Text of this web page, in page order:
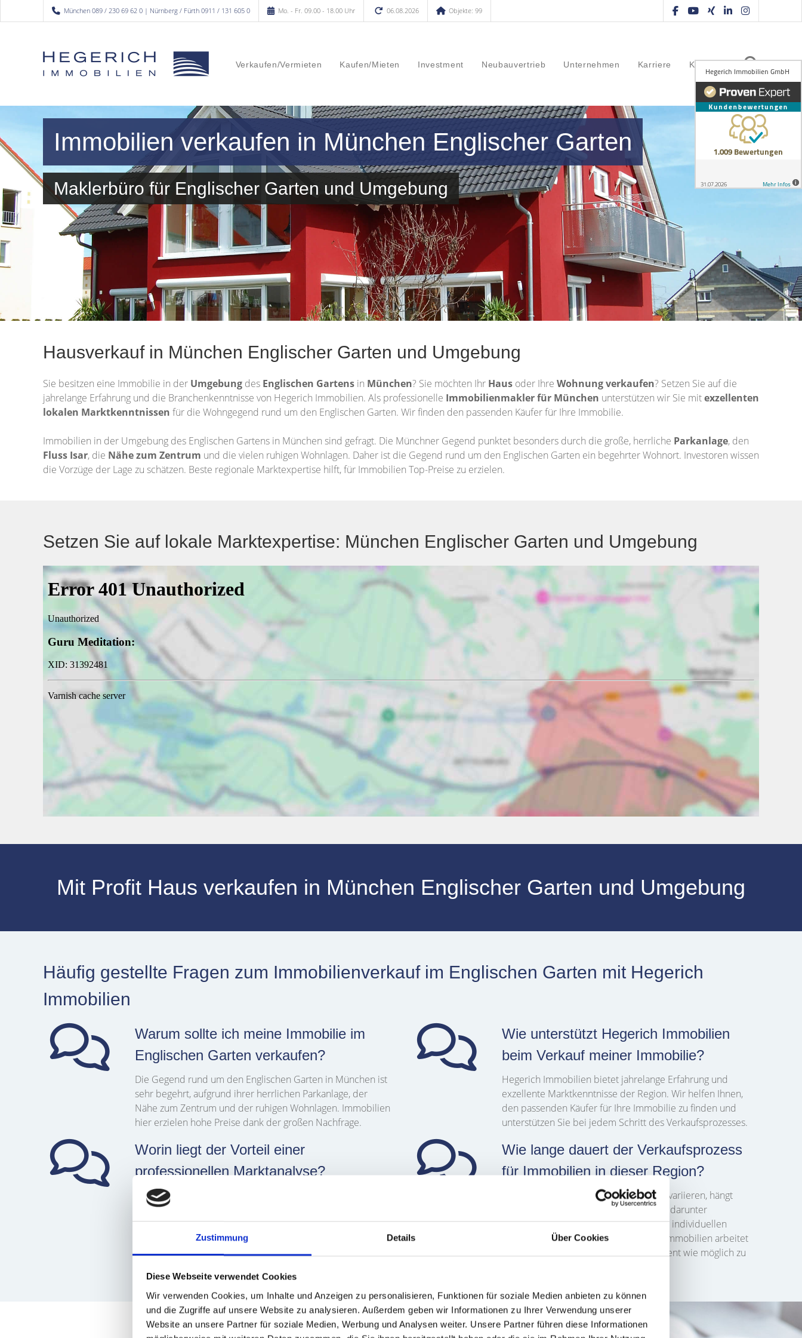
Zustimmung Details Über Cookies
Diese Webseite verwendet Cookies
Wir verwenden Cookies, um Inhalte und Anzeigen zu personalisieren, Funktionen für soziale Medien anbieten zu können
und die Zugriffe auf unsere Website zu analysieren. Außerdem geben wir Informationen zu Ihrer Verwendung unserer
Website an unsere Partner für soziale Medien, Werbung und Analysen weiter. Unsere Partner führen diese Informationen
München 089 / 230 69 62 0 | Nürnberg / Fürth 0911 / 131 605 0 Mo. - Fr. 09.00 - 18.00 Uhr 06.08.2026 Objekte: 99
Verkaufen/Vermieten Kaufen/Mieten Investment Neubauvertrieb Unternehmen Karriere Kontakt
Immobilien verkaufen in München Englischer Garten
Maklerbüro für Englischer Garten und Umgebung
Hausverkauf in München Englischer Garten und Umgebung
Sie besitzen eine Immobilie in der Umgebung des Englischen Gartens in München? Sie möchten Ihr Haus oder Ihre Wohnungverkaufen? Setzen Sie auf die
jahrelange Erfahrung und die Branchenkenntnisse von Hegerich Immobilien. Als professionelle Immobilienmakler für München unterstützen wir Sie mitexzellenten
lokalen Marktkenntnissen für die Wohngegend rund um den Englischen Garten. Wir finden den passenden Käufer für Ihre Immobilie.
Immobilien in der Umgebung des Englischen Gartens in München sind gefragt. Die Münchner Gegend punktet besonders durch die große, herrliche Parkanlage, den
Fluss Isar, die Nähe zum Zentrum und die vielen ruhigen Wohnlagen. Daher ist die Gegend rund um den Englischen Garten ein begehrter Wohnort. Investoren wissen
die Vorzüge der Lage zu schätzen. Beste regionale Marktexpertise hilft, für Immobilien Top-Preise zu erzielen.
Setzen Sie auf lokale Marktexpertise: München Englischer Garten und Umgebung
Mit Profit Haus verkaufen in München Englischer Garten und Umgebung
Häufig gestellte Fragen zum Immobilienverkauf im Englischen Garten mit Hegerich
Immobilien
Warum sollte ich meine Immobilie im
Englischen Garten verkaufen?
Die Gegend rund um den Englischen Garten in München ist
sehr begehrt, aufgrund ihrer herrlichen Parkanlage, der
Nähe zum Zentrum und der ruhigen Wohnlagen. Immobilien
hier erzielen hohe Preise dank der großen Nachfrage.
Wie unterstützt Hegerich Immobilien
beim Verkauf meiner Immobilie?
Hegerich Immobilien bietet jahrelange Erfahrung und
exzellente Marktkenntnisse der Region. Wir helfen Ihnen,
den passenden Käufer für Ihre Immobilie zu finden und
unterstützen Sie bei jedem Schritt des Verkaufsprozesses.
Worin liegt der Vorteil einer
professionellen Marktanalyse?
Eine professionelle Marktanalyse hilft, den optimalen
Verkaufspreis für Ihre Immobilie zu bestimmen. Durch unser
regionales Fachwissen können wir sicherstellen, dass Sie
den Preis erzielen.
Wie lange dauert der Verkaufsprozess
für Immobilien in dieser Region?
Die Dauer des Verkaufsprozesses kann variieren, hängt
jedoch von verschiedenen Faktoren ab, darunter
Marktbedingungen, Preisgestaltung und individuellen
Angeboten. Unser Team bei Hegerich Immobilien arbeitet
daran, den Prozess so schnell und effizient wie möglich zu